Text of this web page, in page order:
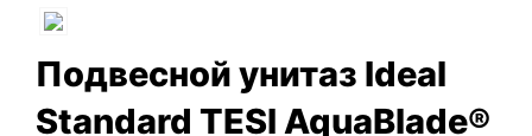
Подвесной унитаз Ideal
Standard TESI AquaBlade®